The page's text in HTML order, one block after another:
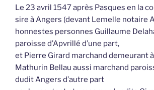
Le 23 avril 1547 après Pasques en la
sire à Angers (devant Lemelle notaire
honnestes personnes Guillaume
paroisse d’Apvrillé d’une part,
et Pierre Girard marchand demeurant
Mathurin Bellau aussi marchand
dudit Angers d’autre part